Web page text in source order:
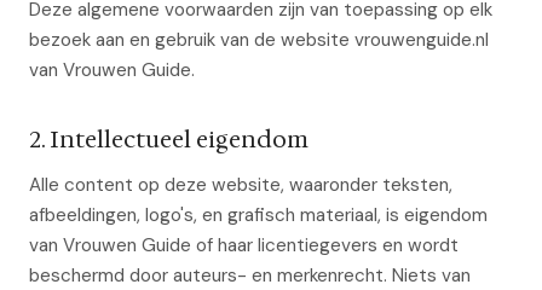
Deze algemene voorwaarden zijn van toepassing op elk
bezoek aan en gebruik van de website vrouwenguide.nl
van Vrouwen Guide.
2. Intellectueel eigendom
Alle content op deze website, waaronder teksten,
afbeeldingen, logo's, en grafisch materiaal, is eigendom
van Vrouwen Guide of haar licentiegevers en wordt
beschermd door auteurs- en merkenrecht. Niets van